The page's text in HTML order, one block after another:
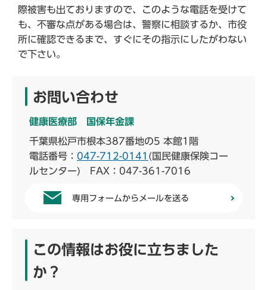
際被害も出ておりますので、このような電話を受けて
も、不審な点がある場合は、警察に相談するか、市役
所に確認できるまで、すぐにその指示にしたがわない
で下さい。
お問い合わせ
健康医療部 国保年金課
千葉県松戸市根本387番地の5 本館1階
電話番号： 047-712-0141 (国民健康保険コー
ルセンター) FAX：047-361-7016
専用フォームからメールを送る
この情報はお役に立ちました
か？